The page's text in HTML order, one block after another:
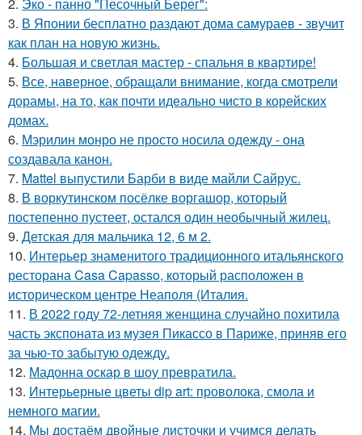
3. В Японии бесплатно раздают дома самураев - звучит
как план на новую жизнь.
4. Большая и светлая мастер - спальня в квартире!
5. Все, наверное, обращали внимание, когда смотрели
дорамы, на то, как почти идеально чисто в корейских
домах.
6. Мэрилин монро не просто носила одежду - она
создавала канон.
7. Mattel выпустили Барби в виде майли Сайрус.
8. В воркутинском посёлке воргашор, который
постепенно пустеет, остался один необычный жилец.
9. Детская для мальчика 12, 6 м 2.
10. Интерьер знаменитого традиционного итальянского
ресторана Casa Capasso, который расположен в
историческом центре Неаполя (Италия.
11. В 2022 году 72-летняя женщина случайно похитила
часть экспоната из музея Пикассо в Париже, приняв его
за чью-то забытую одежду.
12. Мадонна оскар в шоу превратила.
13. Интерьерные цветы dip art: проволока, смола и
немного магии.
14. Мы достаём двойные листочки и учимся делать